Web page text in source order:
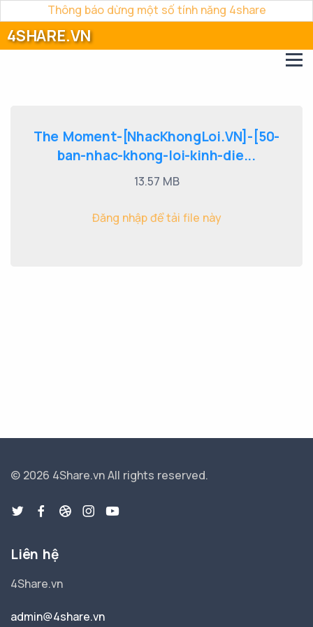
Thông báo dừng một số tính năng 4share
4SHARE.VN
The Moment-[NhacKhongLoi.VN]-[50-
ban-nhac-khong-loi-kinh-die...
13.57 MB
Đăng nhập để tải file này
© 2026 4Share.vnAll rights reserved.
Liên hệ
4Share.vn
admin@4share.vn